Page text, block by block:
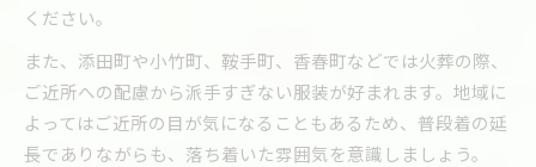
ください。
また、添田町や小竹町、鞍手町、香春町などでは火葬の際、
ご近所への配慮から派手すぎない服装が好まれます。地域に
よってはご近所の目が気になることもあるため、普段着の延
長でありながらも、落ち着いた雰囲気を意識しましょう。